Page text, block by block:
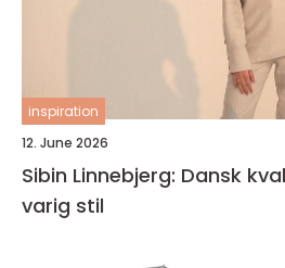
inspiration
12. June 2026
Sibin Linnebjerg: Dansk
varig stil